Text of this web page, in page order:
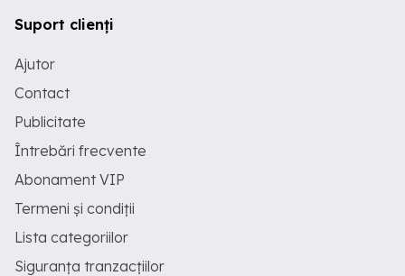
Suport clienți
Ajutor
Contact
Publicitate
Întrebări frecvente
Abonament VIP
Termeni și condiții
Lista categoriilor
Siguranța tranzacțiilor